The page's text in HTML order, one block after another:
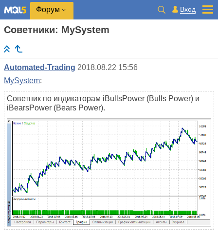
Форум Вход
Советники: MySystem
Automated-Trading 2018.08.22 15:56
MySystem:
Советник по индикаторам iBullsPower (Bulls Power) и
iBearsPower (Bears Power).